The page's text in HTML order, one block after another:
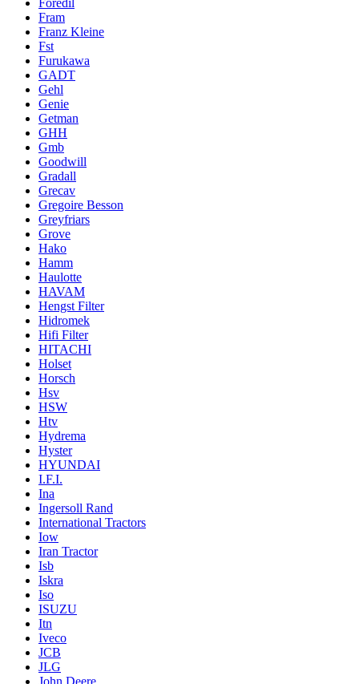
Foredil
Fram
Franz Kleine
Fst
Furukawa
GADT
Gehl
Genie
Getman
GHH
Gmb
Goodwill
Gradall
Grecav
Gregoire Besson
Greyfriars
Grove
Hako
Hamm
Haulotte
HAVAM
Hengst Filter
Hidromek
Hifi Filter
HITACHI
Holset
Horsch
Hsv
HSW
Htv
Hydrema
Hyster
HYUNDAI
I.F.I.
Ina
Ingersoll Rand
International Tractors
Iow
Iran Tractor
Isb
Iskra
Iso
ISUZU
Itn
Iveco
JCB
JLG
John Deere